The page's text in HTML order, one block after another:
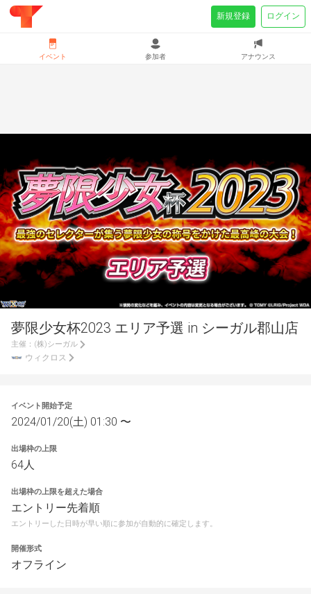
夢限少女杯2023 エリア予選 in シーガル郡山店
主催： (株)シーガル
ウィクロス
イベント開始予定
2024/01/20(土) 01:30 〜
出場枠の上限
64人
出場枠の上限を超えた場合
エントリー先着順
エントリーした日時が早い順に参加が自動的に確定します。
開催形式
オフライン
イベント 参加者 アナウンス
新規登録 ログイン